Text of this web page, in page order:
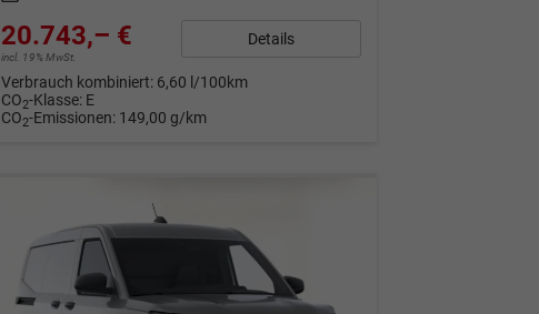
20.743,– €
incl. 19% MwSt.
Details
Verbrauch kombiniert: 6,60 l/100km
CO2-Klasse: E
CO2-Emissionen: 149,00 g/km